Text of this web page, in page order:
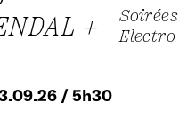
+
Soirées
Electro
/ 5h30